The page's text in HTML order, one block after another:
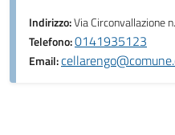
Indirizzo:Via Circonvallazione
Telefono:0141935123
Email: